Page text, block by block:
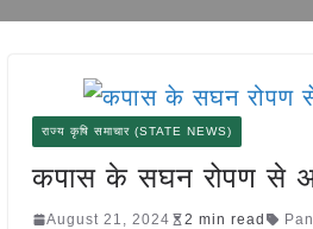
राज्य कृषि समाचार (STATE NEWS)
कपास के सघन रोपण से
August 21, 2024 2 min read